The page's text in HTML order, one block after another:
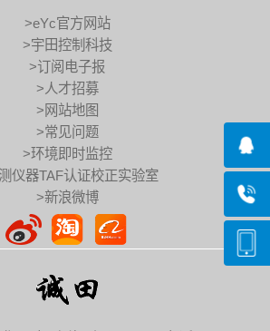
>eYc官方网站
>宇田控制科技
>订阅电子报
>人才招募
>网站地图
>常见问题
>环境即时监控
仪器TAF认证校正实验室
>新浪微博